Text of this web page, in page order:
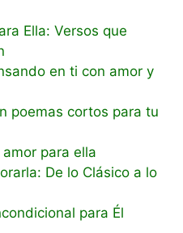
Ella: Versos que
en ti con amor y
poemas cortos para tu
para ella
De lo Clásico a lo
para Él